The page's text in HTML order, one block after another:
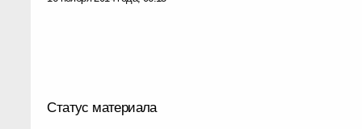
Статус материала